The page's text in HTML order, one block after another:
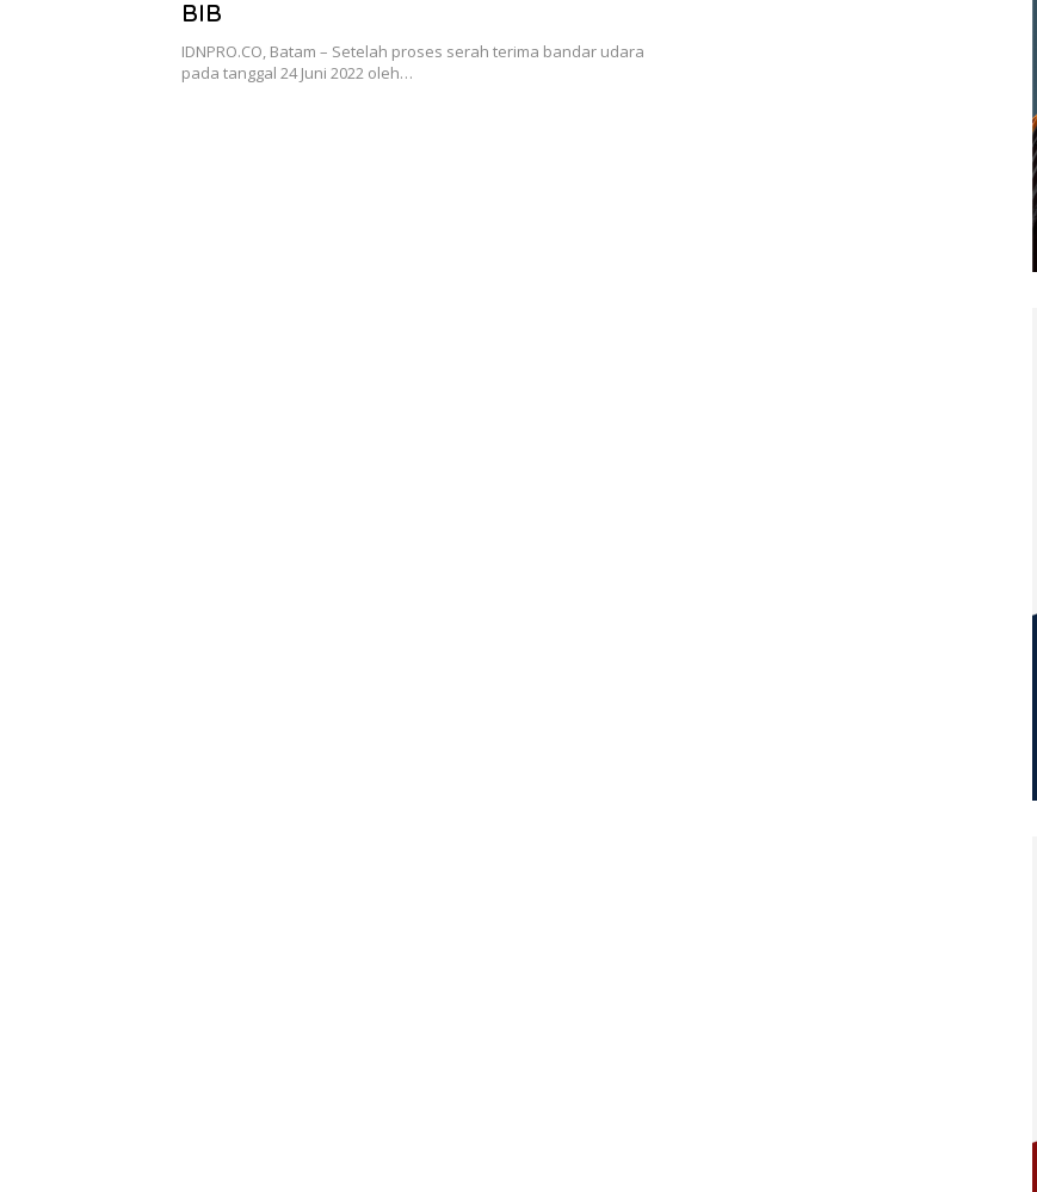
BIB
IDNPRO.CO, Batam – Setelah proses serah terima bandar udara
pada tanggal 24 Juni 2022 oleh…